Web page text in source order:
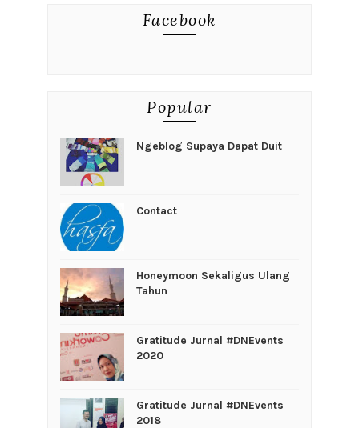
Facebook
Popular
Ngeblog Supaya Dapat Duit
Contact
Honeymoon Sekaligus Ulang
Tahun
Gratitude Jurnal #DNEvents
2020
Gratitude Jurnal #DNEvents
2018